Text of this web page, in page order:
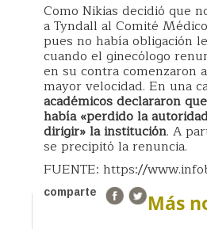
Como Nikias decidió que
a Tyndall al Comité
pues no había obligación
cuando el ginecólogo
en su contra comenzaron
mayor velocidad. En una
académicos declararon
había «perdido la
dirigir» la institución. A
se precipitó la renuncia.
FUENTE: https://
comparte Más